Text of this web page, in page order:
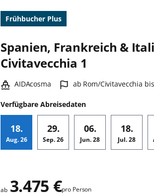
Frühbucher Plus
Spanien, Frankreich &
Civitavecchia 1
Schiff:
AIDAcosma Hafen:
ab Rom/Civitavecchia
Verfügbare Abreisedaten
18.
Aug. 26
29.
Sep.26
06.
Jun.28
18.
Jul.28
ab 3.475 €pro Person